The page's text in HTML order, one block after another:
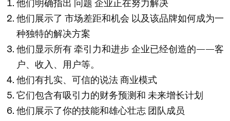
他们展示了 市场差距和机会 以及该品牌如何成为一
种独特的解决方案
他们显示所有牵引力和进步企业已经创造的——客
户、收入、用户等。
他们有扎实、可信的说法商业模式
它们包含有吸引力的财务预测和未来增长计划
他们展示了你的技能和雄心壮志团队成员